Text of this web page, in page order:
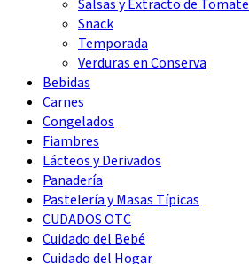
Salsas y Extracto de Tomate
Snack
Temporada
Verduras en Conserva
Bebidas
Carnes
Congelados
Fiambres
Lácteos y Derivados
Panadería
Pastelería y Masas Típicas
CUDADOS OTC
Cuidado del Bebé
Cuidado del Hogar